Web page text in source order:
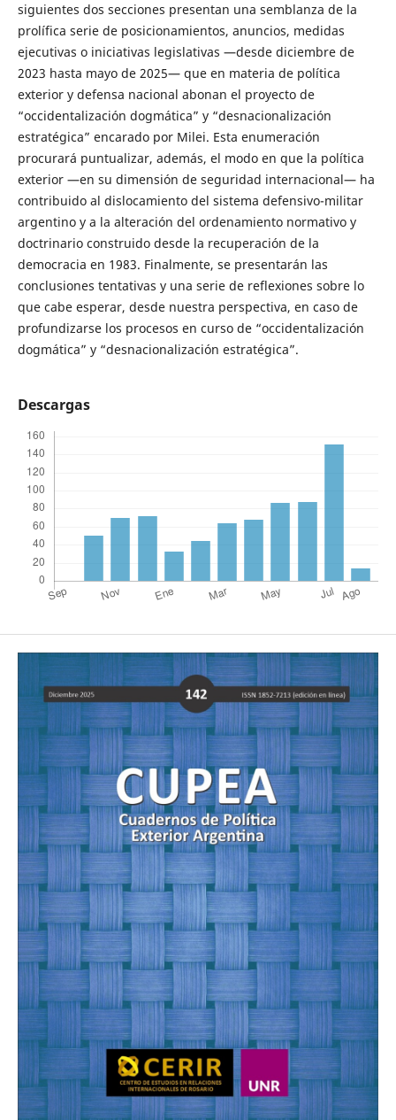
siguientes dos secciones presentan una semblanza de la
prolífica serie de posicionamientos, anuncios, medidas
ejecutivas o iniciativas legislativas —desde diciembre de
2023 hasta mayo de 2025— que en materia de política
exterior y defensa nacional abonan el proyecto de
“occidentalización dogmática” y “desnacionalización
estratégica” encarado por Milei. Esta enumeración
procurará puntualizar, además, el modo en que la política
exterior —en su dimensión de seguridad internacional— ha
contribuido al dislocamiento del sistema defensivo-militar
argentino y a la alteración del ordenamiento normativo y
doctrinario construido desde la recuperación de la
democracia en 1983. Finalmente, se presentarán las
conclusiones tentativas y una serie de reflexiones sobre lo
que cabe esperar, desde nuestra perspectiva, en caso de
profundizarse los procesos en curso de “occidentalización
dogmática” y “desnacionalización estratégica”.
Descargas